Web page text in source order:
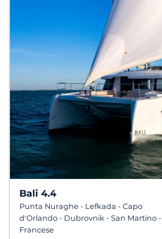
Bali 4.4
Punta Nuraghe - Lefkada - Capo
d'Orlando - Dubrovnik - San Martino -
Francese